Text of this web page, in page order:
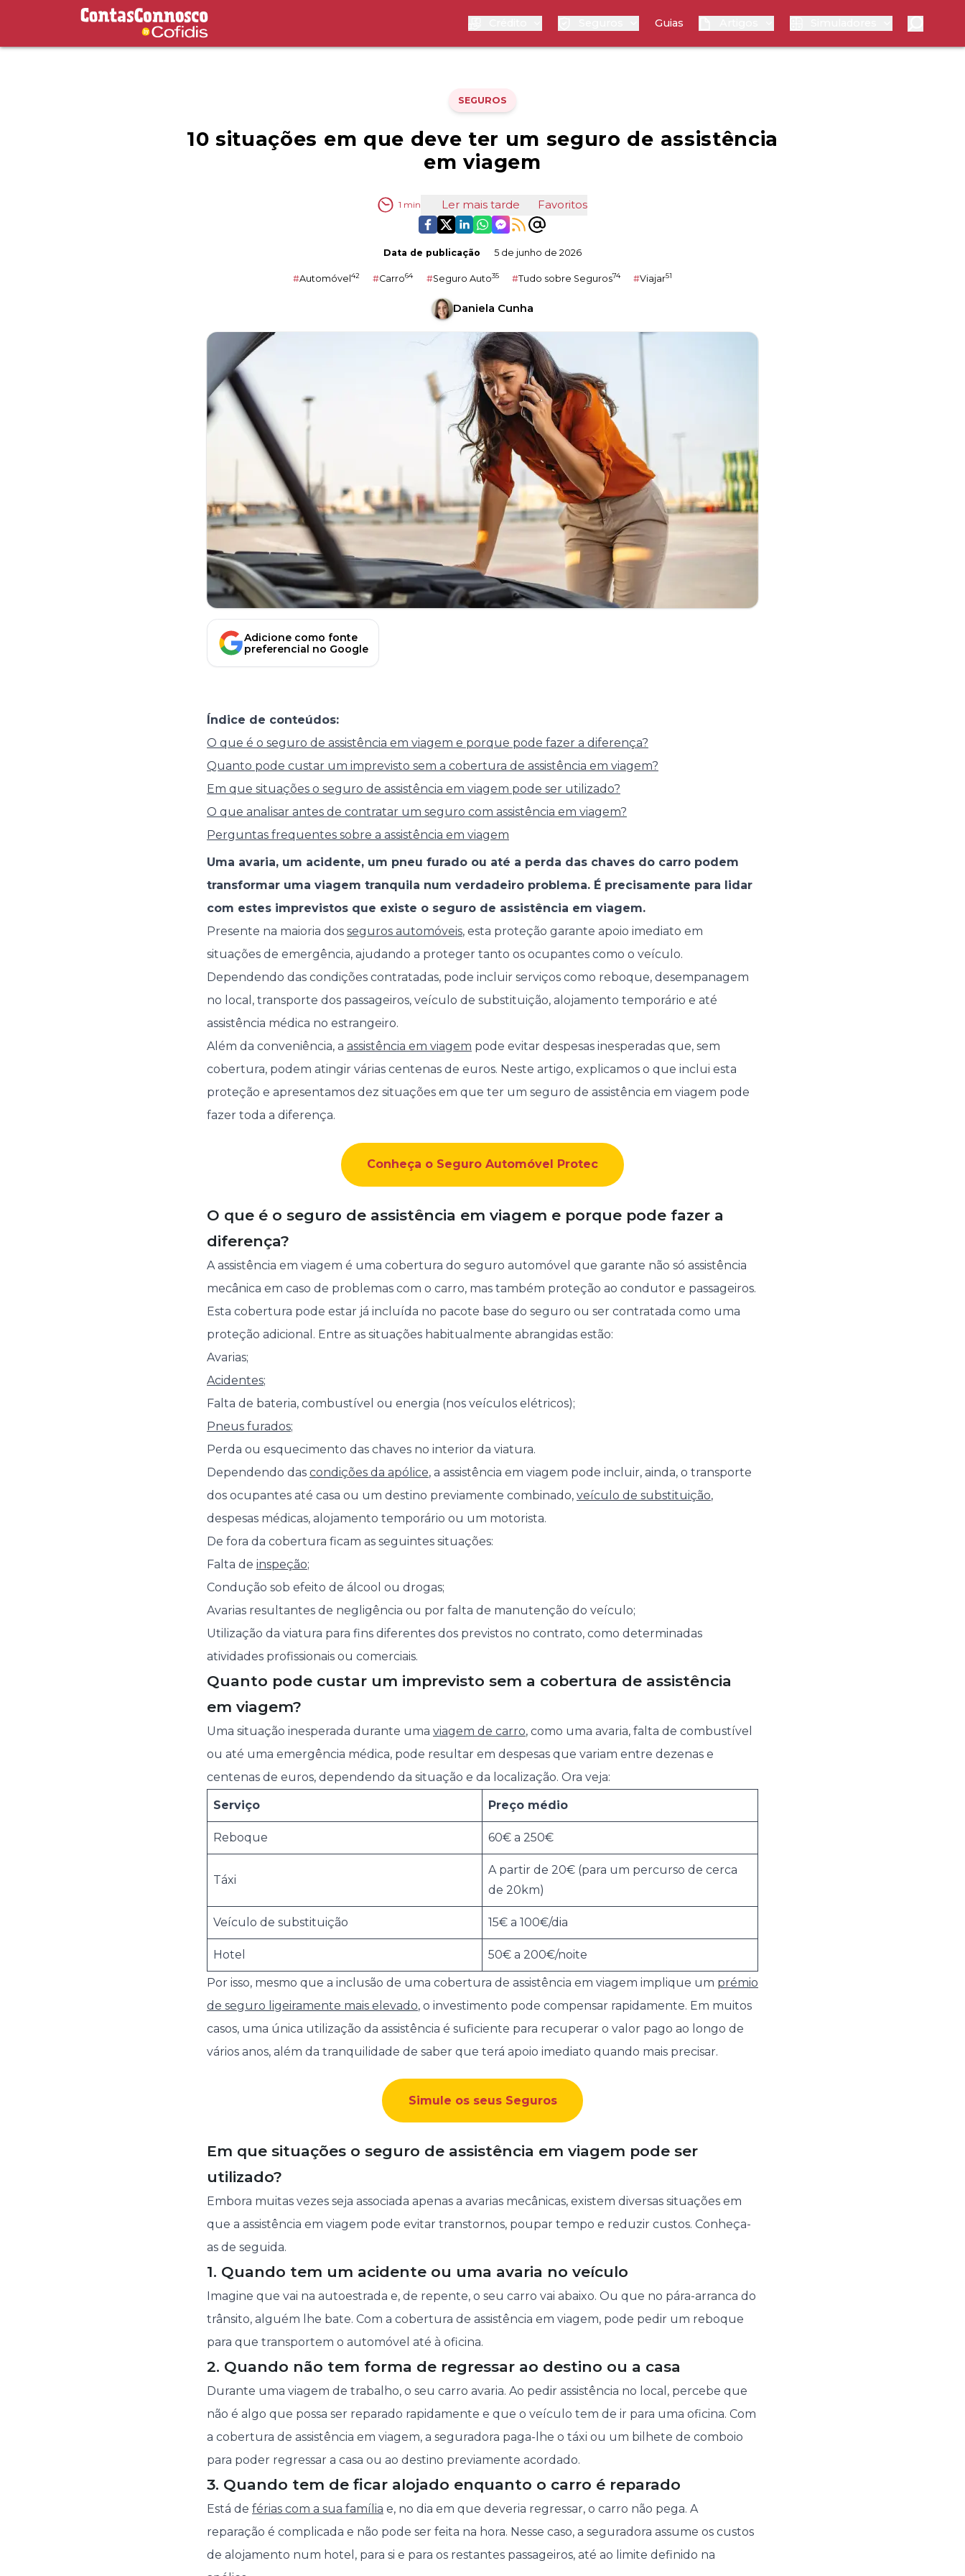
Contas Connosco by Cofidis Guias
SEGUROS
10 situações em que deve ter um seguro de assistência
em viagem
1 min Ler mais tarde Favoritos
Data de publicação 5 de junho de 2026
#Automóvel42 #Carro64 #Seguro Auto35 #Tudo sobre Seguros74 #Viajar51
Daniela Cunha
Adicione como fonte
preferencial no Google
Índice de conteúdos:
O que é o seguro de assistência em viagem e porque pode fazer a diferença?
Quanto pode custar um imprevisto sem a cobertura de assistência em viagem?
Em que situações o seguro de assistência em viagem pode ser utilizado?
O que analisar antes de contratar um seguro com assistência em viagem?
Perguntas frequentes sobre a assistência em viagem
Uma avaria, um acidente, um pneu furado ou até a perda das chaves do carro podem
transformar uma viagem tranquila num verdadeiro problema. É precisamente para lidar
com estes imprevistos que existe o seguro de assistência em viagem.
Presente na maioria dos seguros automóveis, esta proteção garante apoio imediato em
situações de emergência, ajudando a proteger tanto os ocupantes como o veículo.
Dependendo das condições contratadas, pode incluir serviços como reboque, desempanagem
no local, transporte dos passageiros, veículo de substituição, alojamento temporário e até
assistência médica no estrangeiro.
Além da conveniência, a assistência em viagem pode evitar despesas inesperadas que, sem
cobertura, podem atingir várias centenas de euros. Neste artigo, explicamos o que inclui esta
proteção e apresentamos dez situações em que ter um seguro de assistência em viagem pode
fazer toda a diferença.
Conheça o Seguro Automóvel Protec
O que é o seguro de assistência em viagem e porque pode fazer a
diferença?
A assistência em viagem é uma cobertura do seguro automóvel que garante não só assistência
mecânica em caso de problemas com o carro, mas também proteção ao condutor e passageiros.
Esta cobertura pode estar já incluída no pacote base do seguro ou ser contratada como uma
proteção adicional. Entre as situações habitualmente abrangidas estão:
Avarias;
Acidentes;
Falta de bateria, combustível ou energia (nos veículos elétricos);
Pneus furados;
Perda ou esquecimento das chaves no interior da viatura.
Dependendo das condições da apólice, a assistência em viagem pode incluir, ainda, o transporte
dos ocupantes até casa ou um destino previamente combinado, veículo de substituição,
despesas médicas, alojamento temporário ou um motorista.
De fora da cobertura ficam as seguintes situações:
Falta de inspeção;
Condução sob efeito de álcool ou drogas;
Avarias resultantes de negligência ou por falta de manutenção do veículo;
Utilização da viatura para fins diferentes dos previstos no contrato, como determinadas
atividades profissionais ou comerciais.
Quanto pode custar um imprevisto sem a cobertura de assistência
em viagem?
Uma situação inesperada durante uma viagem de carro, como uma avaria, falta de combustível
ou até uma emergência médica, pode resultar em despesas que variam entre dezenas e
centenas de euros, dependendo da situação e da localização. Ora veja:
Serviço Preço médio
Reboque 60€ a 250€
Táxi
A partir de 20€ (para um percurso de cerca
de 20km)
Veículo de substituição 15€ a 100€/dia
Hotel 50€ a 200€/noite
Por isso, mesmo que a inclusão de uma cobertura de assistência em viagem implique um prémio
de seguro ligeiramente mais elevado, o investimento pode compensar rapidamente. Em muitos
casos, uma única utilização da assistência é suficiente para recuperar o valor pago ao longo de
vários anos, além da tranquilidade de saber que terá apoio imediato quando mais precisar.
Simule os seus Seguros
Em que situações o seguro de assistência em viagem pode ser
utilizado?
Embora muitas vezes seja associada apenas a avarias mecânicas, existem diversas situações em
que a assistência em viagem pode evitar transtornos, poupar tempo e reduzir custos. Conheça-
as de seguida.
1. Quando tem um acidente ou uma avaria no veículo
Imagine que vai na autoestrada e, de repente, o seu carro vai abaixo. Ou que no pára-arranca do
trânsito, alguém lhe bate. Com a cobertura de assistência em viagem, pode pedir um reboque
para que transportem o automóvel até à oficina.
2. Quando não tem forma de regressar ao destino ou a casa
Durante uma viagem de trabalho, o seu carro avaria. Ao pedir assistência no local, percebe que
não é algo que possa ser reparado rapidamente e que o veículo tem de ir para uma oficina. Com
a cobertura de assistência em viagem, a seguradora paga-lhe o táxi ou um bilhete de comboio
para poder regressar a casa ou ao destino previamente acordado.
3. Quando tem de ficar alojado enquanto o carro é reparado
Está de férias com a sua família e, no dia em que deveria regressar, o carro não pega. A
reparação é complicada e não pode ser feita na hora. Nesse caso, a seguradora assume os custos
de alojamento num hotel, para si e para os restantes passageiros, até ao limite definido na